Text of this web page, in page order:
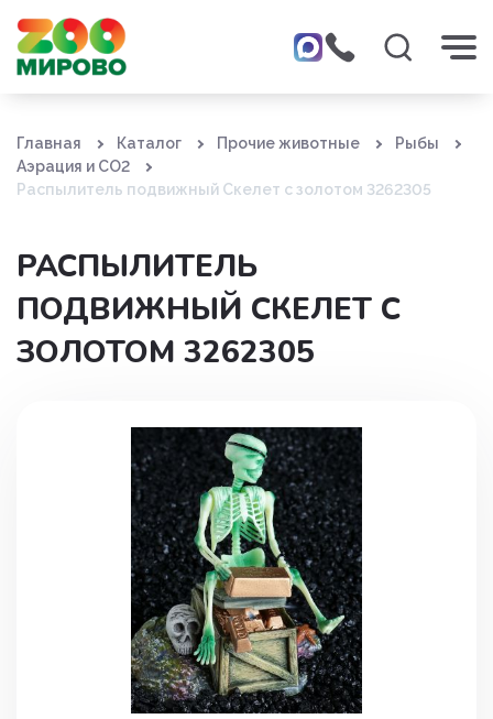
Главная Каталог Прочие животные
Рыбы
Аэрация и СО2
Распылитель подвижный Скелет с золотом 3262305
РАСПЫЛИТЕЛЬ
ПОДВИЖНЫЙ СКЕЛЕТ С
ЗОЛОТОМ 3262305